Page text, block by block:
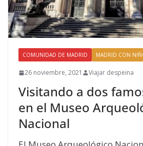
COMUNIDAD DE MADRID MADRID CON
26 noviembre, 2021 Viajar despeina
Visitando a dos
en el Museo
Nacional